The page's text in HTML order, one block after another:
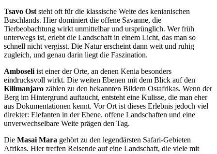
Tsavo Ost steht oft für die klassische Weite des kenianischen
Buschlands. Hier dominiert die offene Savanne, die
Tierbeobachtung wirkt unmittelbar und ursprünglich. Wer früh
unterwegs ist, erlebt die Landschaft in einem Licht, das man so
schnell nicht vergisst. Die Natur erscheint dann weit und ruhig
zugleich, und genau darin liegt die Faszination.
Amboseli ist einer der Orte, an denen Kenia besonders
eindrucksvoll wirkt. Die weiten Ebenen mit dem Blick auf den
Kilimanjaro zählen zu den bekannten Bildern Ostafrikas. Wenn der
Berg im Hintergrund auftaucht, entsteht eine Kulisse, die man eher
aus Dokumentationen kennt. Vor Ort ist dieses Erlebnis jedoch viel
direkter: Elefanten in der Ebene, offene Landschaften und eine
unverwechselbare Weite prägen den Tag.
Die Masai Mara gehört zu den legendärsten Safari-Gebieten
Afrikas. Hier treffen Reisende auf eine Landschaft, die viele mit